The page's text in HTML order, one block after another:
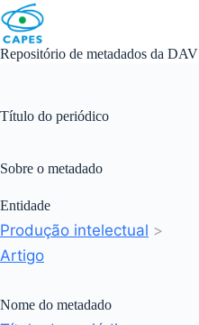
Skip
to
content
Repositório de metadados da DAV
Título do periódico
Sobre o metadado
Entidade
Produção intelectual >
Artigo
Nome do metadado